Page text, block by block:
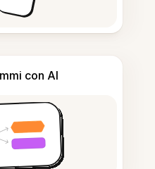
con AI